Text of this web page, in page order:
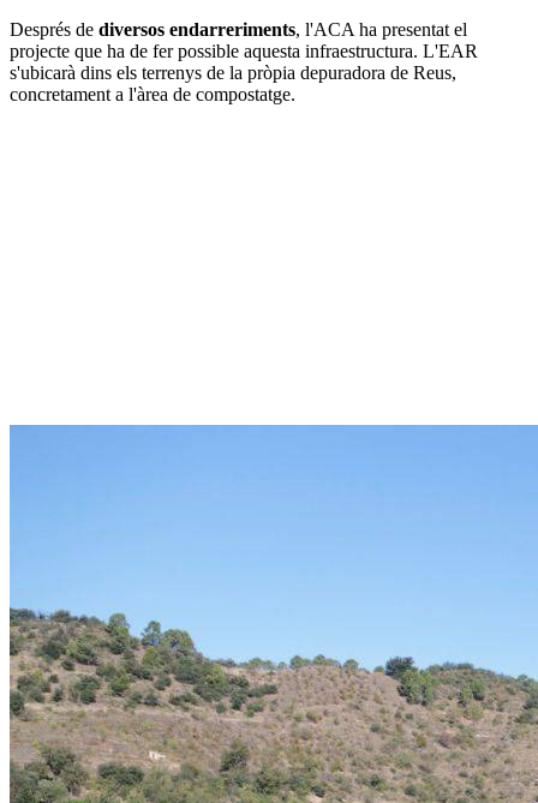
Després de diversos endarreriments, l'ACA ha presentat el
projecte que ha de fer possible aquesta infraestructura. L'EAR
s'ubicarà dins els terrenys de la pròpia depuradora de Reus,
concretament a l'àrea de compostatge.